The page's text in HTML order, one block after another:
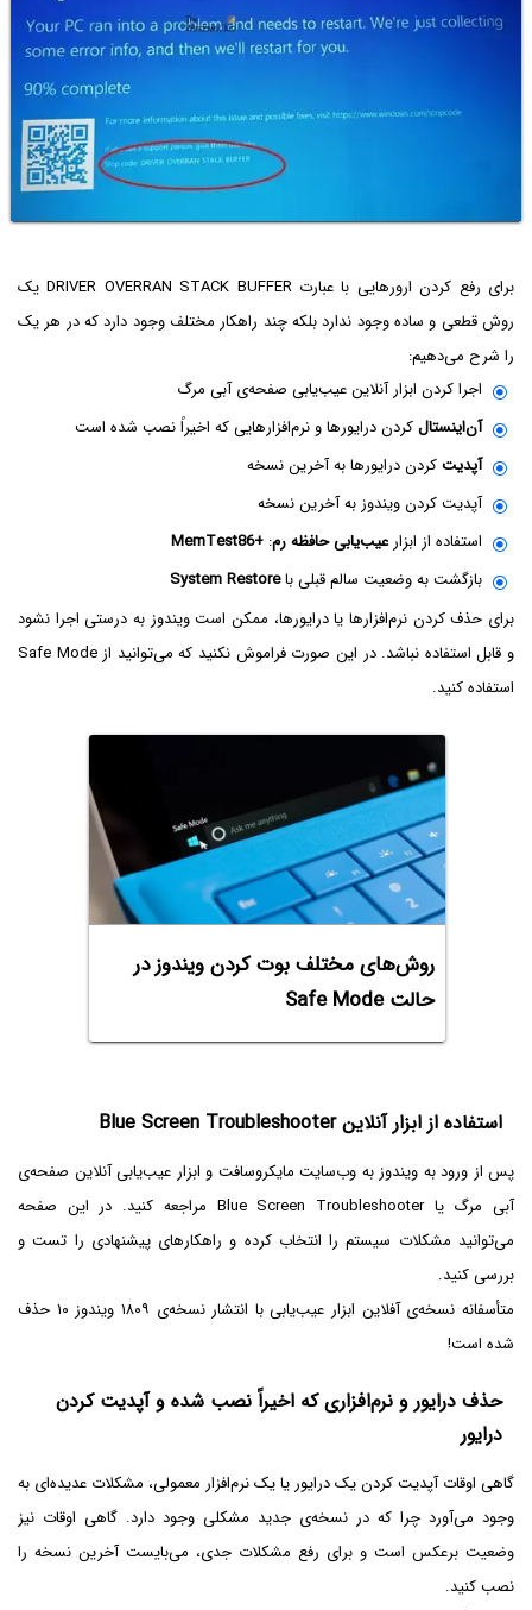
برای رفع کردن ارورهایی با عبارت DRIVER OVERRAN STACK BUFFER یک
روش قطعی و ساده وجود ندارد بلکه چند راهکار مختلف وجود دارد که در هر یک
را شرح می‌دهیم:
اجرا کردن ابزار آنلاین عیب‌یابی صفحه‌ی آبی مرگ
آن‌اینستالکردن درایورها و نرم‌افزارهایی که اخیراً نصب شده است
آپدیتکردن درایورها به آخرین نسخه
آپدیت کردن ویندوز به آخرین نسخه
استفاده از ابزارعیب‌یابی حافظه رم:
MemTest86+
بازگشت به وضعیت سالم قبلی باSystem Restore
برای حذف کردن نرم‌افزارها یا درایورها، ممکن است ویندوز به درستی اجرا نشود
و قابل استفاده نباشد. در این صورت فراموش نکنید که می‌توانید از Safe Mode
استفاده کنید.
روش‌های مختلف بوت کردن ویندوز در
حالت Safe Mode
استفاده از ابزار آنلاین Blue Screen Troubleshooter
پس از ورود به ویندوز به وب‌سایت مایکروسافت و ابزار عیب‌یابی آنلاین صفحه‌ی
آبی مرگ یا Blue Screen Troubleshooter مراجعه کنید. در این صفحه
می‌توانید مشکلات سیستم را انتخاب کرده و راهکارهای پیشنهادی را تست و
بررسی کنید.
متأسفانه نسخه‌ی آفلاین ابزار عیب‌یابی با انتشار نسخه‌ی ۱۸۰۹ ویندوز ۱۰ حذف
شده است!
حذف درایور و نرم‌افزاری که اخیراً نصب شده و آپدیت کردن
درایور
گاهی اوقات آپدیت کردن یک درایور یا یک نرم‌افزار معمولی، مشکلات عدیده‌ای به
وجود می‌آورد چرا که در نسخه‌ی جدید مشکلی وجود دارد. گاهی اوقات نیز
وضعیت برعکس است و برای رفع مشکلات جدی، می‌بایست آخرین نسخه را
نصب کنید.